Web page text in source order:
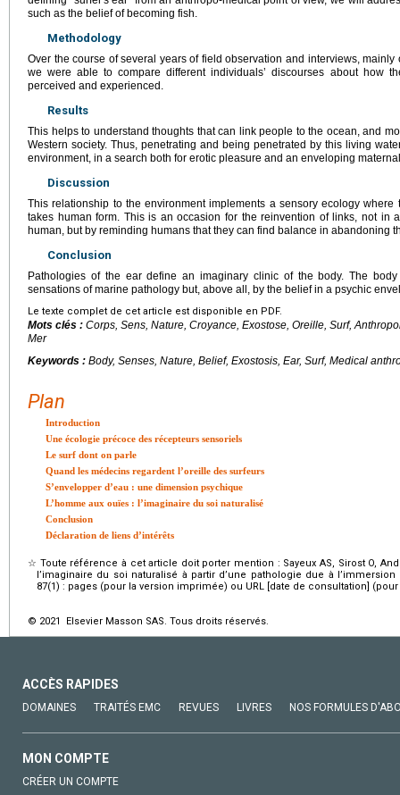
such as the belief of becoming fish.
Methodology
Over the course of several years of field observation and interviews,
we were able to compare different individuals’ discourses about how
perceived and experienced.
Results
This helps to understand thoughts that can link people to the ocean, and
Western society. Thus, penetrating and being penetrated by this living
environment, in a search both for erotic pleasure and an enveloping
Discussion
This relationship to the environment implements a sensory ecology
takes human form. This is an occasion for the reinvention of links, not in
human, but by reminding humans that they can find balance in abandoning
Conclusion
Pathologies of the ear define an imaginary clinic of the body. The
sensations of marine pathology but, above all, by the belief in a psychic
Le texte complet de cet article est disponible en PDF.
Mots clés : Corps, Sens, Nature, Croyance, Exostose, Oreille, Surf,
Mer
Keywords : Body, Senses, Nature, Belief, Exostosis, Ear, Surf, Medical
Plan
Introduction
Une écologie précoce des récepteurs sensoriels
Le surf dont on parle
Quand les médecins regardent l’oreille des surfeurs
S’envelopper d’eau : une dimension psychique
L’homme aux ouïes : l’imaginaire du soi naturalisé
Conclusion
Déclaration de liens d’intérêts
☆ Toute référence à cet article doit porter mention : Sayeux AS, Sirost O,
l’imaginaire du soi naturalisé à partir d’une pathologie due à
87(1) : pages (pour la version imprimée) ou URL [date de consultation]
© 2021 Elsevier Masson SAS. Tous droits réservés.
ACCÈS RAPIDES
DOMAINES TRAITÉS EMC REVUES LIVRES NOS FORMULES
MON COMPTE
CRÉER UN COMPTE